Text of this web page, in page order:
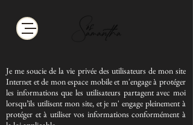
Je me soucie de la vie privée des utilisateurs de mon site
Internet et de mon espace mobile et m'engage à protéger
les informations que les utilisateurs partagent avec moi
lorsqu’ils utilisent mon site, et je m' engage pleinement à
protéger et à utiliser vos informations conformément à